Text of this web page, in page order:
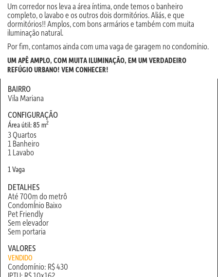
Um corredor nos leva a área íntima, onde temos o banheiro
completo, o lavabo e os outros dois dormitórios. Aliás, e que
dormitórios!! Amplos, com bons armários e também com muita
iluminação natural.
Por fim, contamos ainda com uma vaga de garagem no condomínio.
UM APÊ AMPLO, COM MUITA ILUMINAÇÃO, EM UM VERDADEIRO
REFÚGIO URBANO! VEM CONHECER!
BAIRRO
Vila Mariana
CONFIGURAÇÃO
Área útil: 85 m2
3 Quartos
1 Banheiro
1 Lavabo
1 Vaga
DETALHES
Até 700m do metrô
CondomÍnio Baixo
Pet Friendly
Sem elevador
Sem portaria
VALORES
VENDIDO
Condomínio: R$ 430